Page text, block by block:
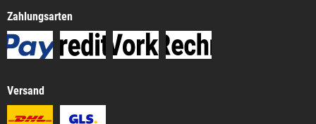
Zahlungsarten
Versand